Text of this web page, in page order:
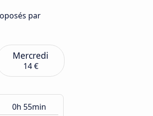
par
Mercredi
14 €
0h 55min